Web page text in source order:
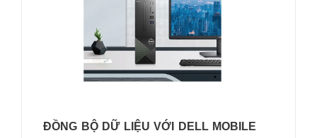
ĐỒNG BỘ DỮ LIỆU VỚI DELL MOBILE